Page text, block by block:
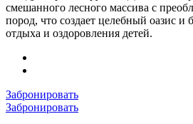
смешанного лесного массива с
пород, что создает целебный оазис и
отдыха и оздоровления детей.
Забронировать
Забронировать